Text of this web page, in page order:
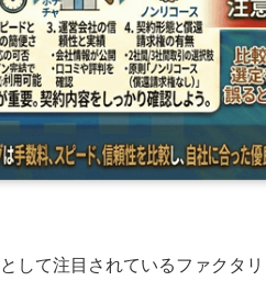
して注目されているファクタ